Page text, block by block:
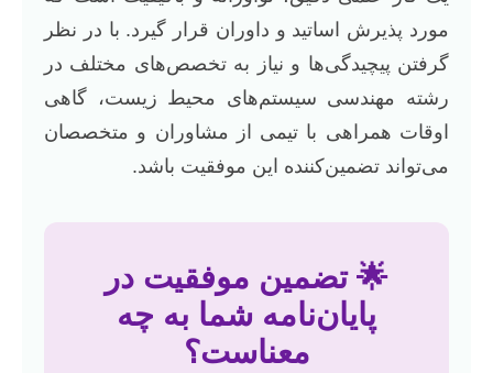
مورد پذیرش اساتید و داوران قرار گیرد. با در نظر
گرفتن پیچیدگی‌ها و نیاز به تخصص‌های مختلف در
رشته مهندسی سیستم‌های محیط زیست، گاهی
اوقات همراهی با تیمی از مشاوران و متخصصان
می‌تواند تضمین‌کننده این موفقیت باشد.
🌟 تضمین موفقیت در
پایان‌نامه شما به چه
معناست؟